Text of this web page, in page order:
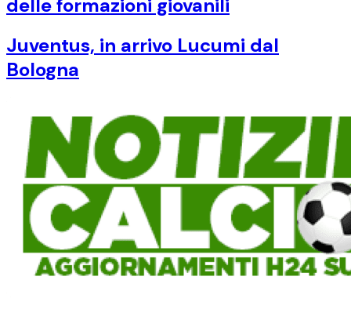
delle formazioni giovanili
Juventus, in arrivo Lucumi dal
Bologna